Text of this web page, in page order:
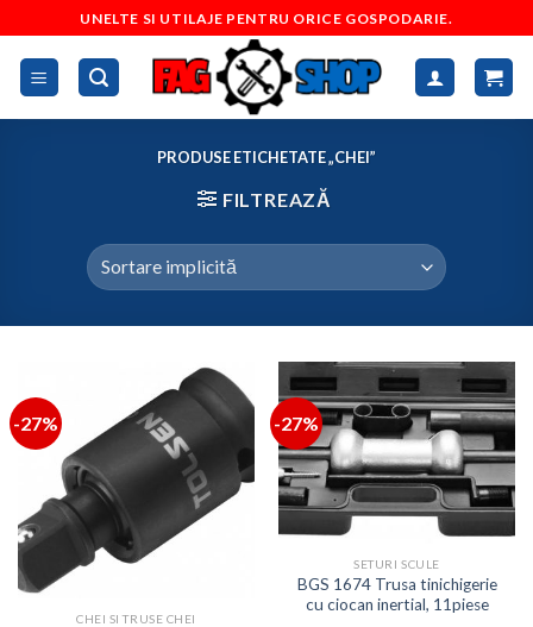
to
content
UNELTE SI UTILAJE PENTRU ORICE GOSPODARIE.
PRODUSE ETICHETATE „CHEI”
FILTREAZĂ
-27%
CHEI SI TRUSE CHEI
-27%
SETURI SCULE
BGS 1674 Trusa tinichigerie
cu ciocan inertial, 11piese